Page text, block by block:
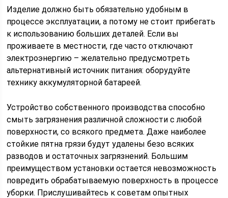
Изделие должно быть обязательно удобным в
процессе эксплуатации, а потому не стоит прибегать
к использованию больших деталей. Если вы
проживаете в местности, где часто отключают
электроэнергию – желательно предусмотреть
альтернативный источник питания: оборудуйте
технику аккумуляторной батареей.
Устройство собственного производства способно
смыть загрязнения различной сложности с любой
поверхности, со всякого предмета. Даже наиболее
стойкие пятна грязи будут удалены безо всяких
разводов и остаточных загрязнений. Большим
преимуществом установки остается невозможность
повредить обрабатываемую поверхность в процессе
уборки. Прислушивайтесь к советам опытных